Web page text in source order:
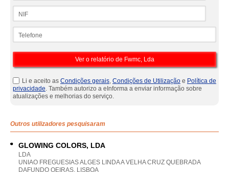
Li e aceito as Condições gerais, Condições de Utilização e Política de
privacidade. Também autorizo a eInforma a enviar informação sobre
atualizações e melhorias do serviço.
Outros utilizadores pesquisaram
GLOWING COLORS, LDA
LDA
UNIAO FREGUESIAS ALGES LINDA A VELHA CRUZ QUEBRADA
DAFUNDO OEIRAS, LISBOA